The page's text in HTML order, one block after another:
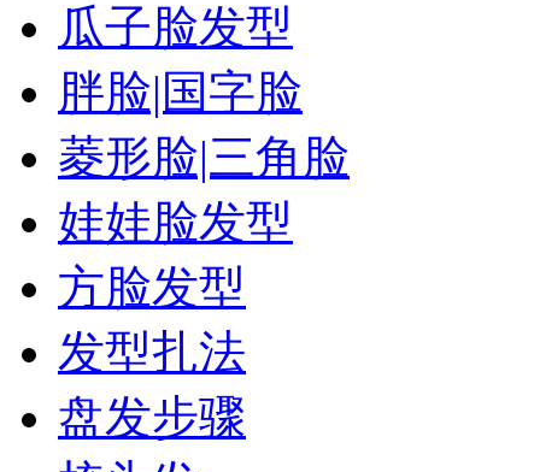
瓜子脸发型
胖脸|国字脸
菱形脸|三角脸
娃娃脸发型
方脸发型
发型扎法
盘发步骤